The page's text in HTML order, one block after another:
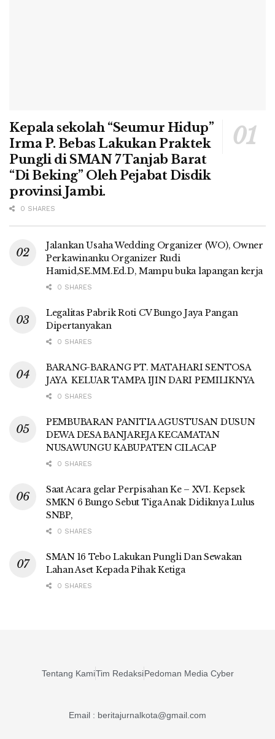
Kepala sekolah “Seumur Hidup”
Irma P. Bebas Lakukan Praktek
Pungli di SMAN 7 Tanjab Barat
“Di Beking” Oleh Pejabat Disdik
provinsi Jambi.
0 SHARES
Jalankan Usaha Wedding Organizer (WO), Owner
Perkawinanku Organizer Rudi
Hamid,SE.MM.Ed.D, Mampu buka lapangan kerja
0 SHARES
Legalitas Pabrik Roti CV Bungo Jaya Pangan
Dipertanyakan
0 SHARES
BARANG-BARANG PT. MATAHARI SENTOSA
JAYA KELUAR TAMPA IJIN DARI PEMILIKNYA
0 SHARES
PEMBUBARAN PANITIA AGUSTUSAN DUSUN
DEWA DESA BANJAREJA KECAMATAN
NUSAWUNGU KABUPATEN CILACAP
0 SHARES
Saat Acara gelar Perpisahan Ke – XVI. Kepsek
SMKN 6 Bungo Sebut Tiga Anak Didiknya Lulus
SNBP,
0 SHARES
SMAN 16 Tebo Lakukan Pungli Dan Sewakan
Lahan Aset Kepada Pihak Ketiga
0 SHARES
Tentang KamiTim RedaksiPedoman Media Cyber
Email : beritajurnalkota@gmail.com